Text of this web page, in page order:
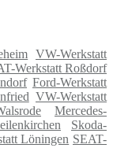
VW-Werkstatt
Werkstatt Roßdorf
Ford-Werkstatt
VW-Werkstatt
Mercedes-
Skoda-
Löningen SEAT-